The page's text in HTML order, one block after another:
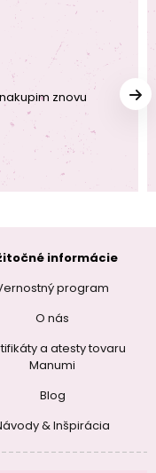
znovu
informácie
program
O nás
a atesty tovaru
Manumi
Blog
& Inšpirácia